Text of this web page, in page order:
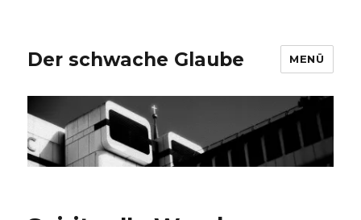
Der schwache Glaube MENÜ